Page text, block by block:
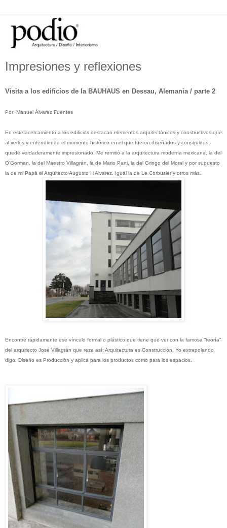
Impresiones y reflexiones
Visita a los edificios de la BAUHAUS en Dessau, Alemania / parte 2
Por: Manuel Álvarez Fuentes
En este acercamiento a los edificios destacan elementos arquitectónicos y constructivos que
al verlos y entendiendo el momento histórico en el que fueron diseñados y construidos,
quedé verdaderamente impresionado. Me remitió a la arquitectura moderna mexicana, la del
O’Gorman, la del Maestro Villagrán, la de Mario Pani, la del Gringo del Moral y por supuesto
la de mi Papá el Arquitecto Augusto H Alvarez. Igual la de Le Corbusier y otros más.
Encontré rápidamente ese vínculo formal o plástico que tiene que ver con la famosa “teoría”
del arquitecto José Villagrán que reza así: Arquitectura es Construcción. Yo extrapolando
digo: Diseño es Producción y aplica para los productos como para los espacios.